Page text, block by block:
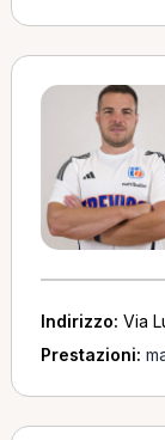
Indirizzo: Via
Prestazioni: